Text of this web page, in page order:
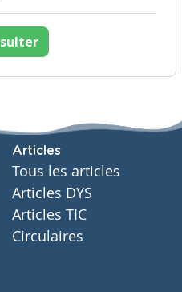
Articles
Tous les articles
Articles DYS
Articles TIC
Circulaires